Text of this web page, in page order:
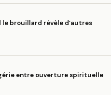
brouillard révèle d’autres
entre ouverture spirituelle